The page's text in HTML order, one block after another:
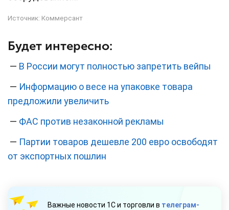
Источник: Коммерсант
Будет интересно:
— В России могут полностью запретить вейпы
— Информацию о весе на упаковке товара
предложили увеличить
— ФАС против незаконной рекламы
— Партии товаров дешевле 200 евро освободят
от экспортных пошлин
Важные новости 1С и торговли в телеграм-